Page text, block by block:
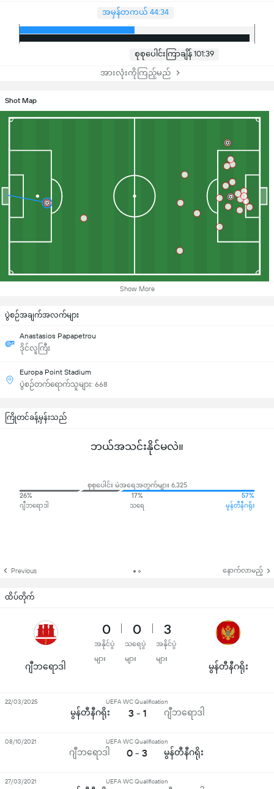
အမှန်တကယ် 44:34
စုစုပေါင်းကြာချိန် 101:39
အားလုံးကိုကြည့်မည်
Shot Map
Show More
ပွဲစဉ်အချက်အလက်များ
Anastasios Papapetrou
ဒိုင်လူကြီး
Europa Point Stadium
ပွဲစဉ်တက်ရောက်သူများ: 668
ကြိုတင်ခန့်မှန်းသည်
ဘယ်အသင်းနိုင်မလဲ။
စုစုပေါင်း မဲအရေအတွက်များ 6,325
26%
ဂျီဘရောဒါ
17%
သရေ
57%
မွန်တီနီဂရိုး
Previous နောက်လာမည့်
ထိပ်တိုက်
ဂျီဘရောဒါ
0
အနိုင်ပွဲ
များ
0
သရေပွဲ
များ
3
အနိုင်ပွဲ
များ
မွန်တီနီဂရိုး
မွန်တီနီဂရိုး
UEFA WC Qualification
3 - 1 ဂျီဘရောဒါ
22/03/2025
ဂျီဘရောဒါ
UEFA WC Qualification
0 - 3 မွန်တီနီဂရိုး
08/10/2021
UEFA WC Qualification
27/03/2021